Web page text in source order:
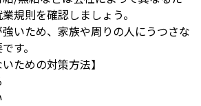
規則を確認しましょう。
いため、家族や周りの人にうつさな
す。
ための対策方法】